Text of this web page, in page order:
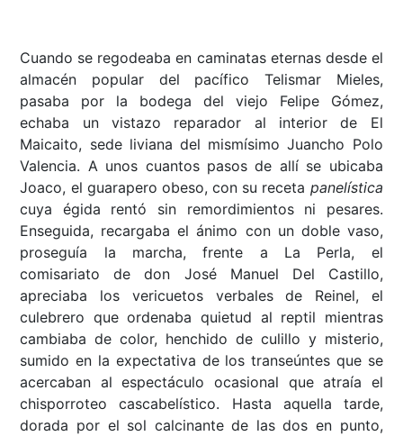
Cuando se regodeaba en caminatas eternas desde el
almacén popular del pacífico Telismar Mieles,
pasaba por la bodega del viejo Felipe Gómez,
echaba un vistazo reparador al interior de El
Maicaito, sede liviana del mismísimo Juancho Polo
Valencia. A unos cuantos pasos de allí se ubicaba
Joaco, el guarapero obeso, con su receta panelística
cuya égida rentó sin remordimientos ni pesares.
Enseguida, recargaba el ánimo con un doble vaso,
proseguía la marcha, frente a La Perla, el
comisariato de don José Manuel Del Castillo,
apreciaba los vericuetos verbales de Reinel, el
culebrero que ordenaba quietud al reptil mientras
cambiaba de color, henchido de culillo y misterio,
sumido en la expectativa de los transeúntes que se
acercaban al espectáculo ocasional que atraía el
chisporroteo cascabelístico. Hasta aquella tarde,
dorada por el sol calcinante de las dos en punto,